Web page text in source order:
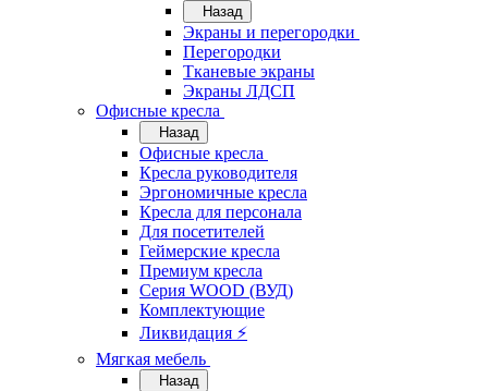
Назад
Экраны и перегородки
Перегородки
Тканевые экраны
Экраны ЛДСП
Офисные кресла
Назад
Офисные кресла
Кресла руководителя
Эргономичные кресла
Кресла для персонала
Для посетителей
Геймерские кресла
Премиум кресла
Серия WOOD (ВУД)
Комплектующие
Ликвидация ⚡
Мягкая мебель
Назад